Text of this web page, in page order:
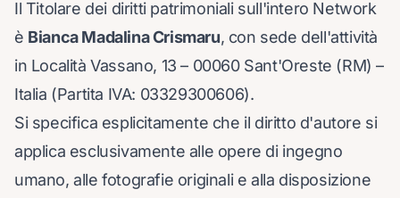
Il Titolare dei diritti patrimoniali sull'intero Network
è Bianca Madalina Crismaru, con sede dell'attività
in Località Vassano, 13 – 00060 Sant'Oreste (RM) –
Italia (Partita IVA: 03329300606).
Si specifica esplicitamente che il diritto d'autore si
applica esclusivamente alle opere di ingegno
umano, alle fotografie originali e alla disposizione